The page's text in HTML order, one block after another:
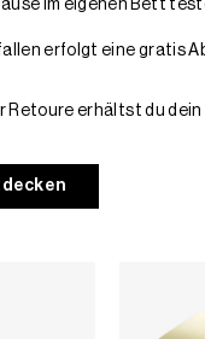
im eigenen Bett
erfolgt eine gratis
Retoure erhältst du